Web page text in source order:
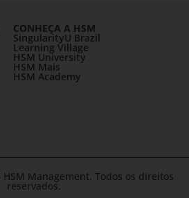
CONHEÇA A HSM
SingularityU Brazil
Learning Village
HSM University
HSM Mais
HSM Academy
Management. Todos os direitos
reservados.